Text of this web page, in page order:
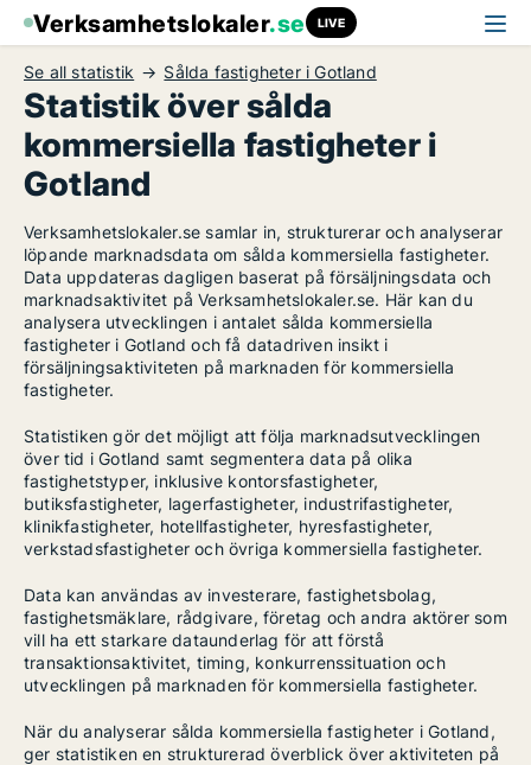
Verksamhetslokaler.se LIVE
Se all statistik Sålda fastigheter i Gotland
Statistik över sålda
kommersiella fastigheter i
Gotland
Verksamhetslokaler.se samlar in, strukturerar och analyserar
löpande marknadsdata om sålda kommersiella fastigheter.
Data uppdateras dagligen baserat på försäljningsdata och
marknadsaktivitet på Verksamhetslokaler.se. Här kan du
analysera utvecklingen i antalet sålda kommersiella
fastigheter i Gotland och få datadriven insikt i
försäljningsaktiviteten på marknaden för kommersiella
fastigheter.
Statistiken gör det möjligt att följa marknadsutvecklingen
över tid i Gotland samt segmentera data på olika
fastighetstyper, inklusive kontorsfastigheter,
butiksfastigheter, lagerfastigheter, industrifastigheter,
klinikfastigheter, hotellfastigheter, hyresfastigheter,
verkstadsfastigheter och övriga kommersiella fastigheter.
Data kan användas av investerare, fastighetsbolag,
fastighetsmäklare, rådgivare, företag och andra aktörer som
vill ha ett starkare dataunderlag för att förstå
transaktionsaktivitet, timing, konkurrenssituation och
utvecklingen på marknaden för kommersiella fastigheter.
När du analyserar sålda kommersiella fastigheter i Gotland,
ger statistiken en strukturerad överblick över aktiviteten på